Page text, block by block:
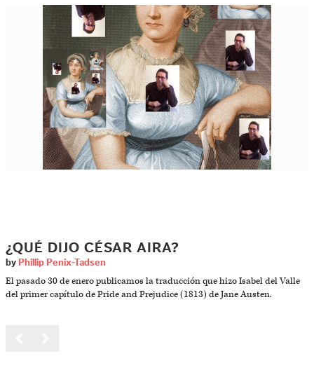
¿QUÉ DIJO CÉSAR AIRA?
by Phillip Penix-Tadsen
El pasado 30 de enero publicamos la traducción que hizo Isabel del Valle
del primer capítulo de Pride and Prejudice (1813) de Jane Austen.